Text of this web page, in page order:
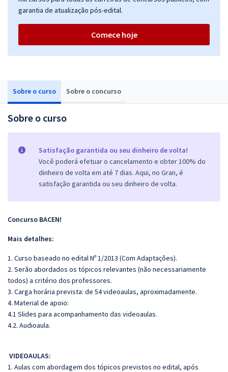
Sobre o curso Sobre o concurso
Sobre o curso
Satisfação garantida ou seu dinheiro de volta!
Você poderá efetuar o cancelamento e obter 100% do
dinheiro de volta em até 7 dias. Aqui, no Gran, é
satisfação garantida ou seu dinheiro de volta.
Concurso BACEN!
Mais detalhes:
1. Curso baseado no edital Nº 1/2013 (Com Adaptações).
2. Serão abordados os tópicos relevantes (não necessariamente
todos) a critério dos professores.
3. Carga horária prevista: de 54 videoaulas, aproximadamente.
4. Material de apoio:
4.1 Slides para acompanhamento das videoaulas.
4.2. Audioaula.
VIDEOAULAS:
1. Aulas com abordagem dos tópicos previstos no edital, após
garantia de atualização pós-edital.
Comece hoje